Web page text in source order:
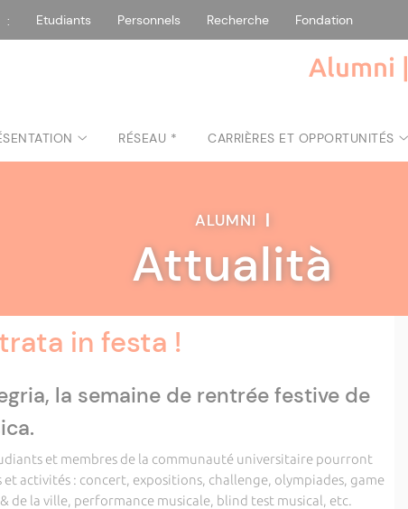
: Etudiants Personnels Recherche Fondation
Alumni |
RÉSEAU * CARRIÈRES ET OPPORTUNITÉS
ALUMNI |
Attualità
in festa !
la semaine de rentrée festive de
et membres de la communauté universitaire pourront
activités : concert, expositions, challenge, olympiades, game
de la ville, performance musicale, blind test musical, etc.